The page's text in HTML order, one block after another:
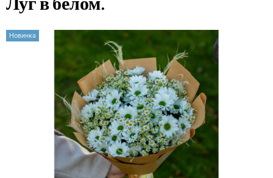
Новинка